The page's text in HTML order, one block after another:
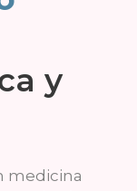
y
medicina